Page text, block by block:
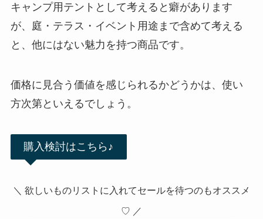
キャンプ用テントとして考えると癖があります
が、庭・テラス・イベント用途まで含めて考える
と、他にはない魅力を持つ商品です。
価格に見合う価値を感じられるかどうかは、使い
方次第といえるでしょう。
購入検討はこちら♪
＼ 欲しいものリストに入れてセールを待つのもオススメ
♡ ／